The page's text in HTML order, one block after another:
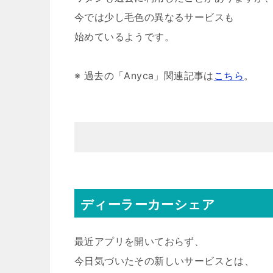
今では少し毛色の異なるサービスも
始めているようです。
※ 過去の「Anyca」関連記事は こちら。
ディーラーカーシェア
最近アプリを開いておらず、
今日気づいたその新しいサービスとは、